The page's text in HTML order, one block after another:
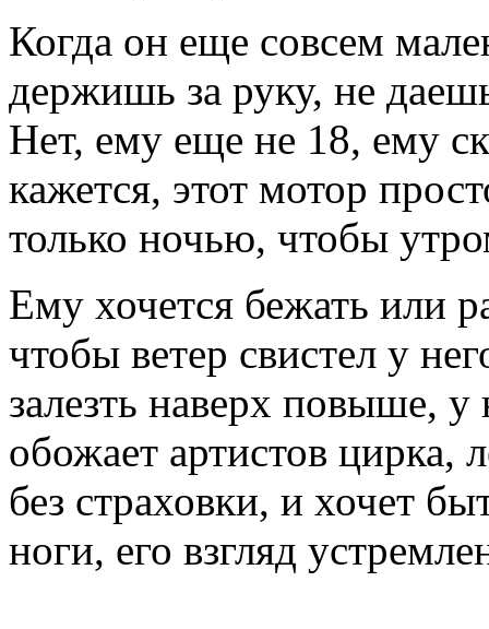
Когда он еще совсем
держишь за руку, не
Нет, ему еще не 18, ему
кажется, этот мотор
только ночью, чтобы
Ему хочется бежать или
чтобы ветер свистел у
залезть наверх повыше,
обожает артистов
без страховки, и хочет
ноги, его взгляд